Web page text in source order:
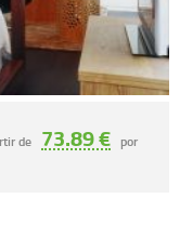
de 73.89 € por